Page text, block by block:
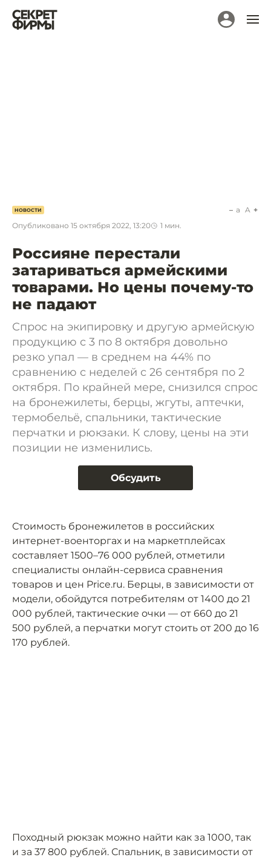
НОВОСТИ
Опубликовано 15 октября 2022, 13:20 1 мин.
a A
Россияне перестали
затариваться армейскими
товарами. Но цены почему-то
не падают
Спрос на экипировку и другую армейскую
продукцию с 3 по 8 октября довольно
резко упал — в среднем на 44% по
сравнению с неделей с 26 сентября по 2
октября. По крайней мере, снизился спрос
на бронежилеты, берцы, жгуты, аптечки,
термобельё, спальники, тактические
перчатки и рюкзаки. К слову, цены на эти
позиции не изменились.
Обсудить
Стоимость бронежилетов в российских
интернет-военторгах и на маркетплейсах
составляет 1500–76 000 рублей, отметили
специалисты онлайн-сервиса сравнения
товаров и цен Price.ru. Берцы, в зависимости от
модели, обойдутся потребителям от 1400 до 21
000 рублей, тактические очки — от 660 до 21
500 рублей, а перчатки могут стоить от 200 до 16
170 рублей.
Походный рюкзак можно найти как за 1000, так
и за 37 800 рублей. Спальник, в зависимости от